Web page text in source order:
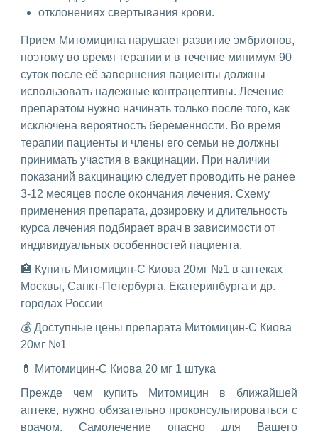
отклонениях свертывания крови.
Прием Митомицина нарушает развитие эмбрионов,
поэтому во время терапии и в течение минимум 90
суток после её завершения пациенты должны
использовать надежные контрацептивы. Лечение
препаратом нужно начинать только после того, как
исключена вероятность беременности. Во время
терапии пациенты и члены его семьи не должны
принимать участия в вакцинации. При наличии
показаний вакцинацию следует проводить не ранее
3-12 месяцев после окончания лечения. Схему
применения препарата, дозировку и длительность
курса лечения подбирает врач в зависимости от
индивидуальных особенностей пациента.
🏥 Купить Митомицин-С Киова 20мг №1 в аптеках
Москвы, Санкт-Петербурга, Екатеринбурга и др.
городах России
💰 Доступные цены препарата Митомицин-С Киова
20мг №1
💊 Митомицин-С Киова 20 мг 1 штука
Прежде чем купить Митомицин в ближайшей
аптеке, нужно обязательно проконсультироваться с
врачом. Самолечение опасно для Вашего